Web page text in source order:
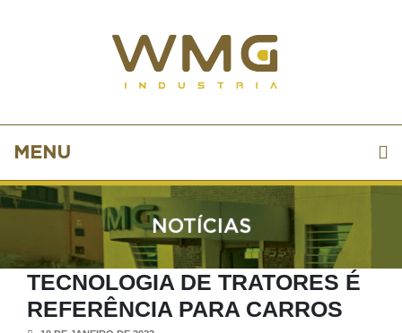
MENU
NOTÍCIAS
TECNOLOGIA DE TRATORES É
REFERÊNCIA PARA CARROS